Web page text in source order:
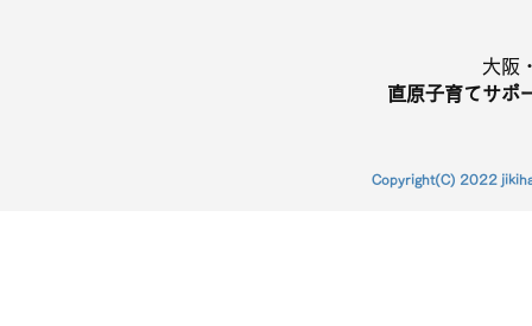
大阪
直原子育てサポ
Copyright(C) 2022